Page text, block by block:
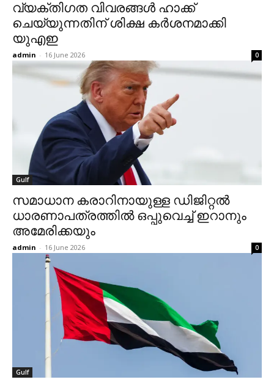
വ്യക്തിഗത വിവരങ്ങള്‍ ഹാക്ക്
ചെയ്യുന്നതിന് ശിക്ഷ കര്‍ശനമാക്കി
യുഎഇ
admin - 16 June 2026 0
Gulf
സമാധാന കരാറിനായുള്ള ഡിജിറ്റല്‍
ധാരണാപത്രത്തില്‍ ഒപ്പുവെച്ച് ഇറാനും
അമേരിക്കയും
admin - 16 June 2026 0
Gulf